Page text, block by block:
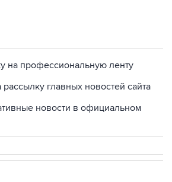
на профессиональную ленту
главных новостей сайта
новости в официальном